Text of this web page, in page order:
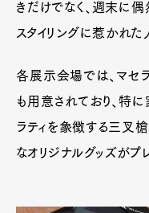
きだけでなく、週末に
スタイリングに惹かれた
各展示会場では、マセ
も用意されており、特
ラティを象徴する三叉槍
なオリジナルグッズがプ